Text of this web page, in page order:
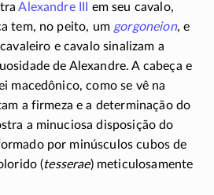
Alexandre III
em seu cavalo,
tem, no peito, um gorgoneion, e
e cavalo sinalizam a
de Alexandre. A cabeça e
macedônico, como se vê na
a firmeza e a determinação do
a minuciosa disposição do
por minúsculos cubos de
(tesserae) meticulosamente